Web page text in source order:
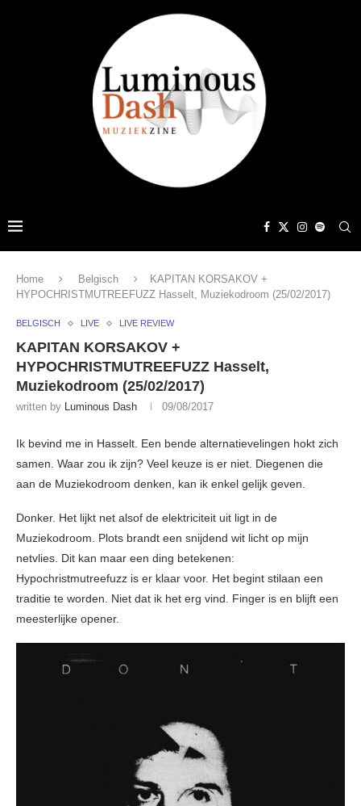
Home Belgisch
KAPITAN KORSAKOV +
HYPOCHRISTMUTREEFUZZ Hasselt, Muziekodroom (25/02/2017)
BELGISCH LIVE LIVE REVIEW
KAPITAN KORSAKOV +
HYPOCHRISTMUTREEFUZZ Hasselt,
Muziekodroom (25/02/2017)
written by Luminous Dash 09/08/2017
Ik bevind me in Hasselt. Een bende alternatievelingen hokt zich
samen. Waar zou ik zijn? Veel keuze is er niet. Diegenen die
aan de Muziekodroom denken, kan ik enkel gelijk geven.
Donker. Het lijkt net alsof de elektriciteit uit ligt in de
Muziekodroom. Plots brandt een snijdend wit licht op mijn
netvlies. Dit kan maar een ding betekenen:
Hypochristmutreefuzz is er klaar voor. Het begint stilaan een
traditie te worden. Niet dat ik het erg vind. Finger is en blijft een
meesterlijke opener.